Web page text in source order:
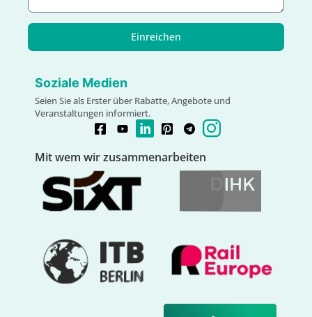
Einreichen
Soziale Medien
Seien Sie als Erster über Rabatte, Angebote und
Veranstaltungen informiert.
Mit wem wir zusammenarbeiten